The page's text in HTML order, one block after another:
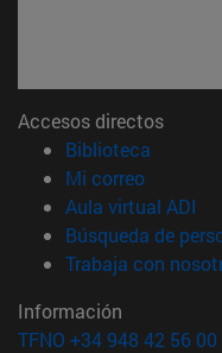
Accesos directos
Biblioteca
Mi correo(abre en
Aula virtual ADI
Búsqueda de
Trabaja con
Información
TFNO +34 948 42 56 00